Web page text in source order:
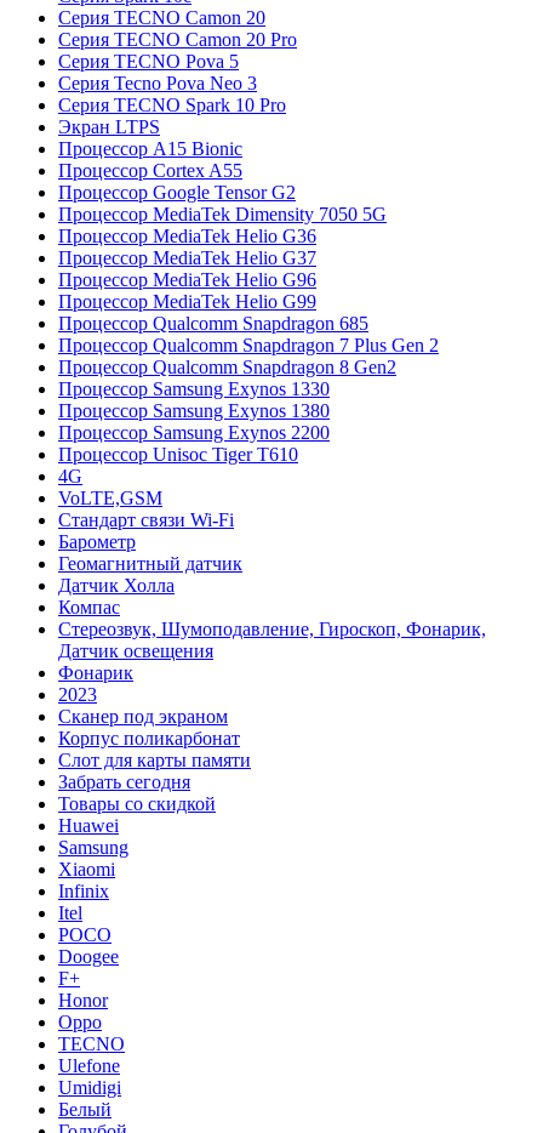
Серия TECNO Camon 20
Серия TECNO Camon 20 Pro
Серия TECNO Pova 5
Серия Tecno Pova Neo 3
Серия TECNO Spark 10 Pro
Экран LTPS
Процессор A15 Bionic
Процессор Cortex A55
Процессор Google Tensor G2
Процессор MediaTek Dimensity 7050 5G
Процессор MediaTek Helio G36
Процессор MediaTek Helio G37
Процессор MediaTek Helio G96
Процессор MediaTek Helio G99
Процессор Qualcomm Snapdragon 685
Процессор Qualcomm Snapdragon 7 Plus Gen 2
Процессор Qualcomm Snapdragon 8 Gen2
Процессор Samsung Exynos 1330
Процессор Samsung Exynos 1380
Процессор Samsung Exynos 2200
Процессор Unisoc Tiger T610
4G
VoLTE,GSM
Cтандарт связи Wi-Fi
Барометр
Геомагнитный датчик
Датчик Холла
Компас
Стереозвук, Шумоподавление, Гироскоп, Фонарик,
Датчик освещения
Фонарик
2023
Сканер под экраном
Корпус поликарбонат
Слот для карты памяти
Забрать сегодня
Товары со скидкой
Huawei
Samsung
Xiaomi
Infinix
Itel
POCO
Doogee
F+
Honor
Oppo
TECNO
Ulefone
Umidigi
Белый